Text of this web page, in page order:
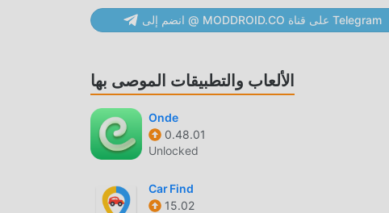
ما عليك سوى النقر فوق زر التنزيل لتثبيت تطبيق moddroid ، ويمكنك تنزيل الإصدار المجاني مباشرة Wiki Map 1.1 في حزمة تثبيت
انضم إلى @ MODDROID.CO على قناة Telegram
الألعاب والتطبيقات الموصى بها
Onde
0.48.01
Unlocked
Car Find
15.02